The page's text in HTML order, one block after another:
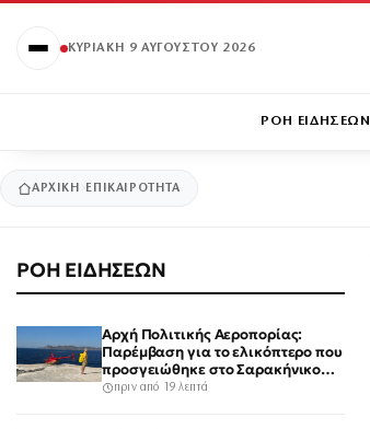
ΚΥΡΙΑΚΉ 9 ΑΥΓΟΎΣΤΟΥ 2026
ΡΟΗ ΕΙΔΗΣΕΩΝ
ΑΡΧΙΚΉ ΕΠΙΚΑΙΡΟΤΗΤΑ
ΡΟΗ ΕΙΔΗΣΕΩΝ
Αρχή Πολιτικής Αεροπορίας:
Παρέμβαση για το ελικόπτερο που
προσγειώθηκε στο Σαρακήνικο
της Μήλου – Τι προβλέπει ο νόμος
πριν από 19 λεπτά